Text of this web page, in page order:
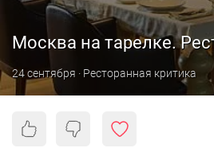
Москва на тарелке.
24 сентября · Ресторанная критика